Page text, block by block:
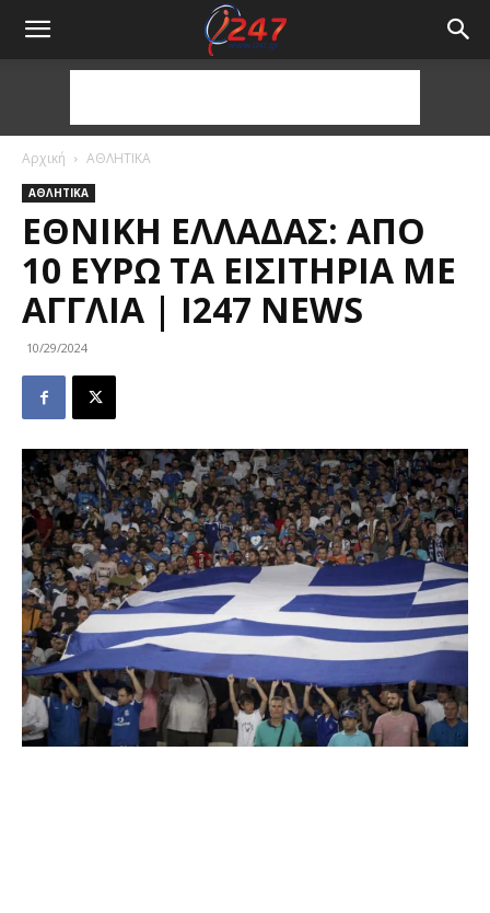
Αρχική ΑΘΛΗΤΙΚΑ
ΑΘΛΗΤΙΚΑ
ΕΘΝΙΚΉ ΕΛΛΆΔΑΣ: ΑΠΌ
10 ΕΥΡΏ ΤΑ ΕΙΣΙΤΉΡΙΑ ΜΕ
ΑΓΓΛΊΑ | I247 NEWS
10/29/2024